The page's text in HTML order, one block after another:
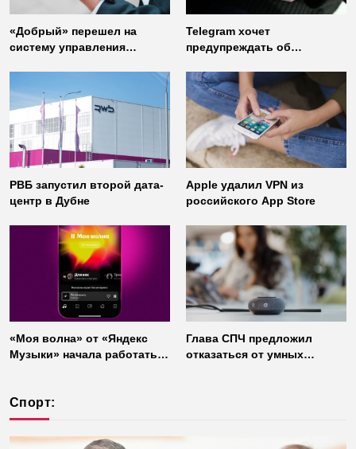
«Добрый» перешел на
систему управления
Telegram хочет
предупреждать об
неофициальных клиентов
мессенджера
РВБ запустил второй дата-
центр в Дубне
Apple удалил VPN из
российского App Store
«Моя волна» от «Яндекс
Музыки» начала работать
Глава СПЧ предложил
отказаться от умных
Спорт: